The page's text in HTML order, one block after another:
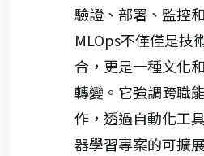
驗證、部署、監控
MLOps不僅僅是技
合，更是一種文化
轉變。它強調跨職
作，透過自動化工
器學習專案的可擴